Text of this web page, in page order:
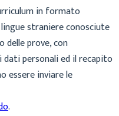
in formato
straniere conosciute
prove, con
personali ed il recapito
essere inviare le
.